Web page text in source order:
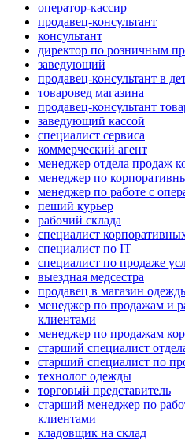
оператор-кассир
продавец-консультант
консультант
директор по розничным
заведующий
продавец-консультант в
товаровед магазина
продавец-консультант
заведующий кассой
специалист сервиса
коммерческий агент
менеджер отдела продаж
менеджер по
менеджер по работе с
пеший курьер
рабочий склада
специалист
специалист по IT
специалист по продаже
выездная медсестра
продавец в магазин
менеджер по продажам и
клиентами
менеджер по продажам
старший специалист
старший специалист по
технолог одежды
торговый представитель
старший менеджер по
клиентами
кладовщик на склад